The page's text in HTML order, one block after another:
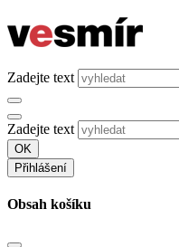
Zadejte text
Zadejte text
OK
Přihlášení
Obsah košíku